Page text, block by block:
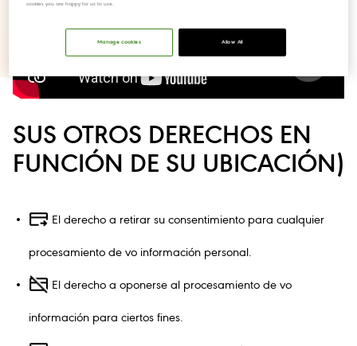
SUS OTROS DERECHOS EN
FUNCIÓN DE SU UBICACIÓN)
El derecho a retirar su consentimiento para cualquier
procesamiento de vo información personal.
El derecho a oponerse al procesamiento de vo
información para ciertos fines.
cookies you are happy for us to use.
Allow All
Manage cookies